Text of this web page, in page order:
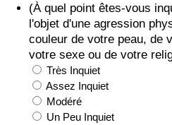
(À quel point êtes-vous
l'objet d'une agression
couleur de votre peau, de
votre sexe ou de votre
Très Inquiet
Assez Inquiet
Modéré
Un Peu Inquiet